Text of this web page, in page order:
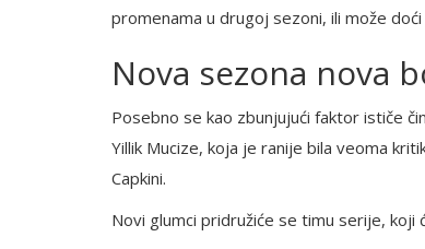
promenama u drugoj sezoni, ili može
Nova sezona nova
Posebno se kao zbunjujući faktor ističe
Yillik Mucize, koja je ranije bila veoma
Capkini.
Novi glumci pridružiće se timu serije,